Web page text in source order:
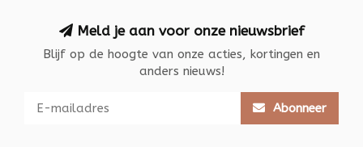
Meld je aan voor onze nieuwsbrief
Blijf op de hoogte van onze acties, kortingen en
anders nieuws!
Abonneer